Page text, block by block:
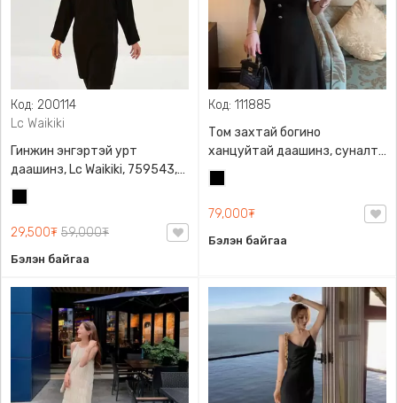
Код: 200114
Lc Waikiki
Гинжин энгэртэй урт
даашинз, Lc Waikiki, 759543,
Сүлжмэл материалтай, Биед
маш эвтэйхэн
29,500₮ 59,000₮
Бэлэн байгаа
Код: 111885
Том захтай богино
ханцуйтай даашинз, суналт
сайтай, амьсгалдаг
материалтай, өндөр
бэлхүүстэй, өвдөгний доогуур
79,000₮
Бэлэн байгаа